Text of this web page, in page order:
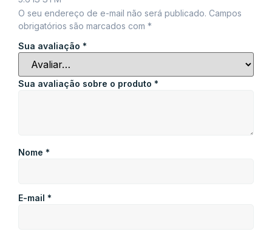
O seu endereço de e-mail não será publicado. Campos
obrigatórios são marcados com *
Sua avaliação *
Sua avaliação sobre o produto *
Nome *
E-mail *